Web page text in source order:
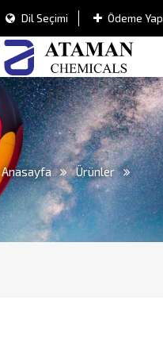
Dil Seçimi Ödeme Yap
Anasayfa Ürünler